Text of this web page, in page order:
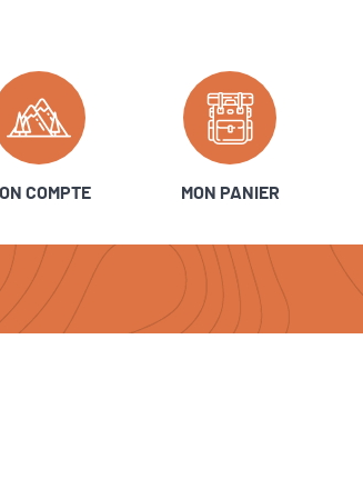
COMPTE MON PANIER